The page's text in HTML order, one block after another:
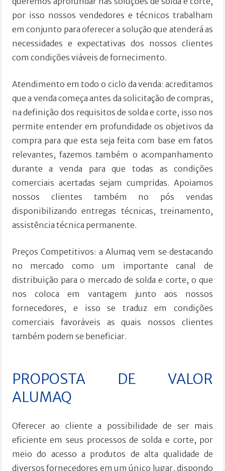
por isso nossos vendedores e técnicos trabalham
em conjunto para oferecer a solução que atenderá as
necessidades e expectativas dos nossos clientes
com condições viáveis de fornecimento.
Atendimento em todo o ciclo da venda: acreditamos
que a venda começa antes da solicitação de compras,
na definição dos requisitos de solda e corte, isso nos
permite entender em profundidade os objetivos da
compra para que esta seja feita com base em fatos
relevantes, fazemos também o acompanhamento
durante a venda para que todas as condições
comerciais acertadas sejam cumpridas. Apoiamos
nossos clientes também no pós vendas
disponibilizando entregas técnicas, treinamento,
assistência técnica permanente.
Preços Competitivos: a Alumaq vem se destacando
no mercado como um importante canal de
distribuição para o mercado de solda e corte, o que
nos coloca em vantagem junto aos nossos
fornecedores, e isso se traduz em condições
comerciais favoráveis as quais nossos clientes
também podem se beneficiar.
PROPOSTA DE VALOR
ALUMAQ
Oferecer ao cliente a possibilidade de ser mais
eficiente em seus processos de solda e corte, por
meio do acesso a produtos de alta qualidade de
diversos fornecedores em um único lugar, dispondo